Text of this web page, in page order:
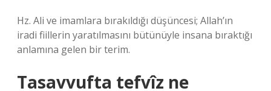
Hz. Ali ve imamlara bırakıldığı düşüncesi; Allah’ın
iradi fiillerin yaratılmasını bütünüyle insana bıraktığı
anlamına gelen bir terim.
Tasavvufta tefvîz ne